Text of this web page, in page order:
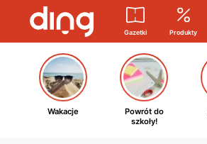
Gazetki Produkty
Wakacje
Powrót do
szkoły!